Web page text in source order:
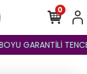
GARANTİLİ
0